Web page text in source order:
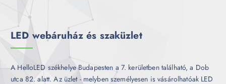
LED webáruház és szaküzlet
A HelloLED székhelye Budapesten a 7. kerületben található, a Dob
utca 82. alatt. Az üzlet - melyben személyesen is vásárolhatóak LED